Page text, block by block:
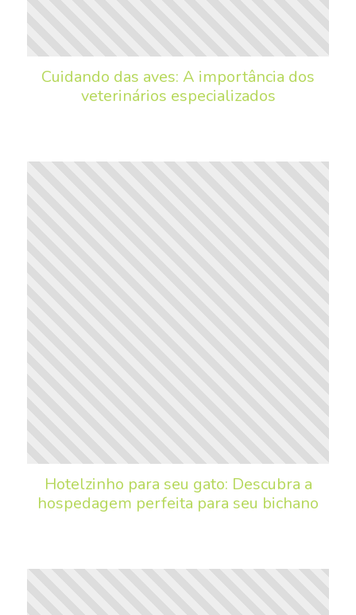
Cuidando das aves: A importância dos
veterinários especializados
Hotelzinho para seu gato: Descubra a
hospedagem perfeita para seu bichano